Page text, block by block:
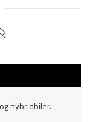
hybridbiler.